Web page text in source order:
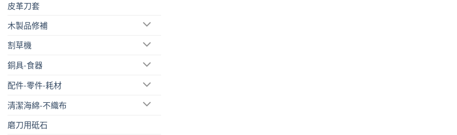
皮革刀套
木製品修補
割草機
銅具-食器
配件-零件-耗材
清潔海綿-不織布
磨刀用砥石